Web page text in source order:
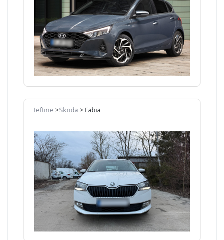
Ieftine >Skoda > Fabia